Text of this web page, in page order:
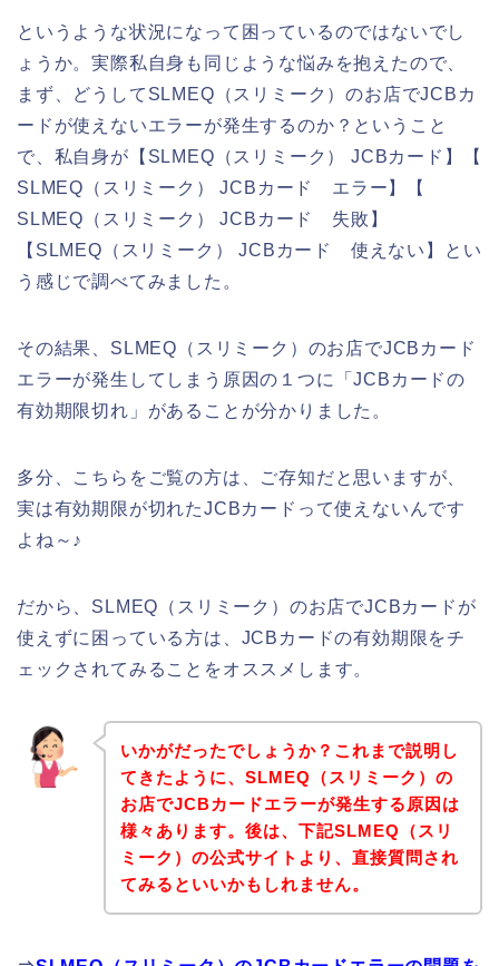
というような状況になって困っているのではないでし
ょうか。実際私自身も同じような悩みを抱えたので、
まず、どうしてSLMEQ（スリミーク）のお店でJCBカ
ードが使えないエラーが発生するのか？ということ
で、私自身が【SLMEQ（スリミーク） JCBカード】【
SLMEQ（スリミーク） JCBカード エラー】【
SLMEQ（スリミーク） JCBカード 失敗】
【SLMEQ（スリミーク） JCBカード 使えない】とい
う感じで調べてみました。
その結果、SLMEQ（スリミーク）のお店でJCBカード
エラーが発生してしまう原因の１つに「JCBカードの
有効期限切れ」があることが分かりました。
多分、こちらをご覧の方は、ご存知だと思いますが、
実は有効期限が切れたJCBカードって使えないんです
よね～♪
だから、SLMEQ（スリミーク）のお店でJCBカードが
使えずに困っている方は、JCBカードの有効期限をチ
ェックされてみることをオススメします。
いかがだったでしょうか？これまで説明し
てきたように、SLMEQ（スリミーク）の
お店でJCBカードエラーが発生する原因は
様々あります。後は、下記SLMEQ（スリ
ミーク）の公式サイトより、直接質問され
てみるといいかもしれません。